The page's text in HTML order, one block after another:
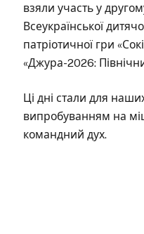
взяли участь у
Всеукраїнської
патріотичної гри
«Джура-2026:
Ці дні стали для
випробуванням на
командний дух.